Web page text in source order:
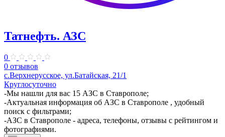
Татнефть. АЗС
0
0 отзывов
с.Верхнерусское, ул.Батайская, 21/1
Круглосуточно
-Мы нашли для вас 15 АЗС в Ставрополе;
-Актуальная информация об АЗС в Ставрополе , удобный
поиск с фильтрами;
-АЗС в Ставрополе - адреса, телефоны, отзывы с рейтингом и
фотографиями.